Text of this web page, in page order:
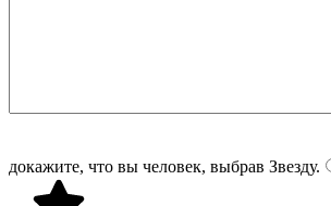
докажите, что вы человек, выбрав Звезду.